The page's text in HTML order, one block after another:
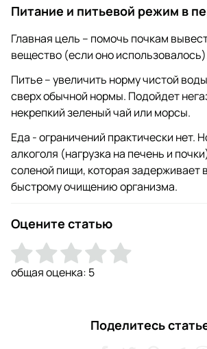
Питание и питьевой режим в
Главная цель – помочь почкам
вещество (если оно
Питье – увеличить норму чистой
сверх обычной нормы. Подойдет
некрепкий зеленый чай или морсы.
Еда - ограничений практически нет.
алкоголя (нагрузка на печень и
соленой пищи, которая задерживает
быстрому очищению организма.
Оцените статью
общая оценка: 5
Поделитесь